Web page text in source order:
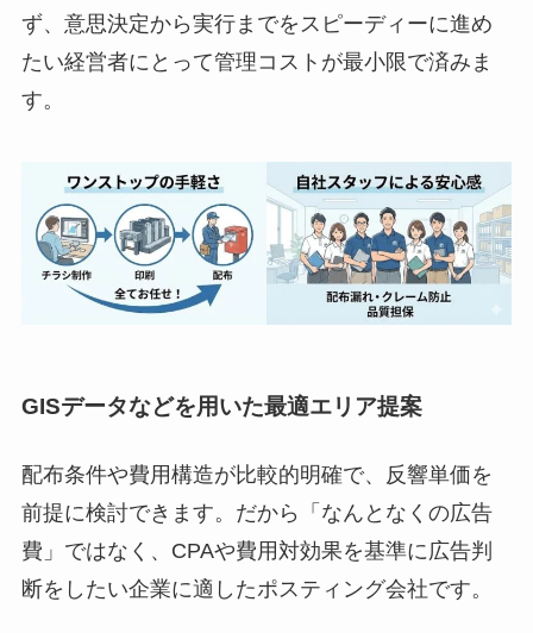
ず、意思決定から実行までをスピーディーに進め
たい経営者にとって管理コストが最小限で済みま
す。
GISデータなどを用いた最適エリア提案
配布条件や費用構造が比較的明確で、反響単価を
前提に検討できます。だから「なんとなくの広告
費」ではなく、CPAや費用対効果を基準に広告判
断をしたい企業に適したポスティング会社です。